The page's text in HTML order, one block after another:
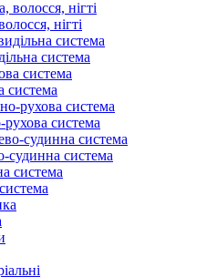
нігті
система
система
система
судинна система